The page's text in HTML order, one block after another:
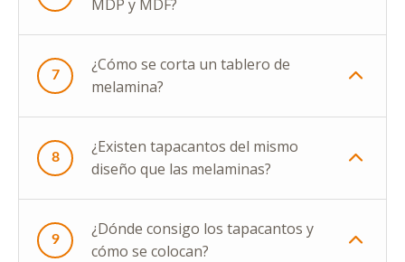
MDP y MDF?
7
¿Cómo se corta un tablero de
melamina?
8
¿Existen tapacantos del mismo
diseño que las melaminas?
9
¿Dónde consigo los tapacantos y
cómo se colocan?